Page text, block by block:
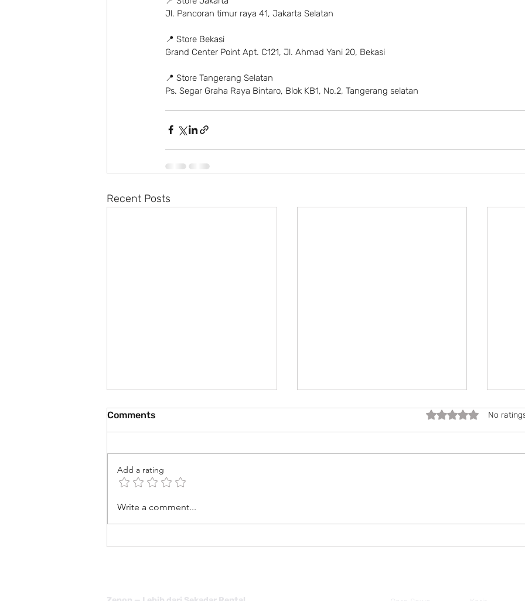
Jl. Pancoran timur raya 41, Jakarta Selatan
📍 Store Bekasi
Grand Center Point Apt. C121, Jl. Ahmad Yani 20, Bekasi
📍 Store Tangerang Selatan
Ps. Segar Graha Raya Bintaro, Blok KB1, No.2, Tangerang selatan
Recent Posts
Ketika Cahaya Menjadi
Comments Rated 0 out of 5 stars.
No
Add a rating
Write a comment...